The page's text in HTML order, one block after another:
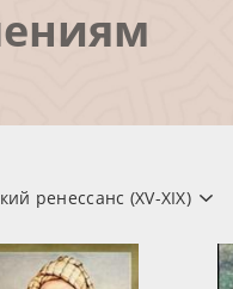
ренессанс (XV-XIX)